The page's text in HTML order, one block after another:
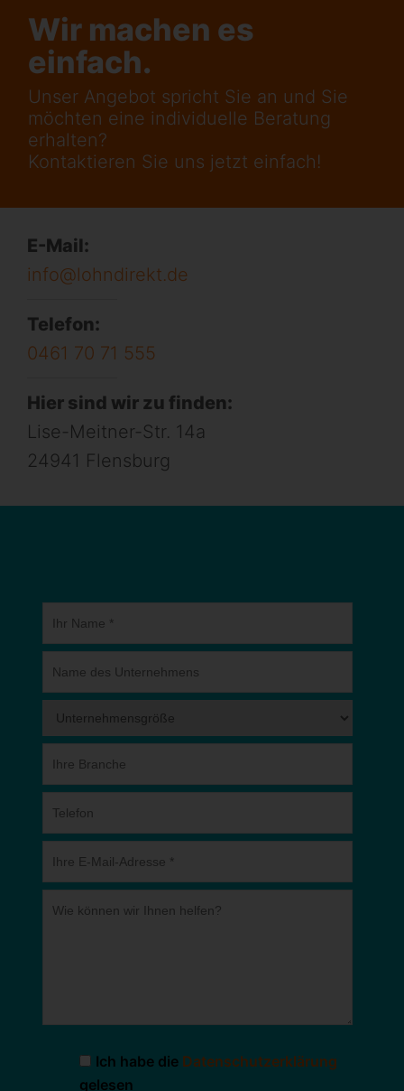
Wir machen es
einfach.
Unser Angebot spricht Sie an und Sie
möchten eine individuelle Beratung
erhalten?
Kontaktieren Sie uns jetzt einfach!
E-Mail:
info@lohndirekt.de
Telefon:
0461 70 71 555
Hier sind wir zu finden:
Lise-Meitner-Str. 14a
24941 Flensburg
Ich habe die Datenschutzerklärung
gelesen